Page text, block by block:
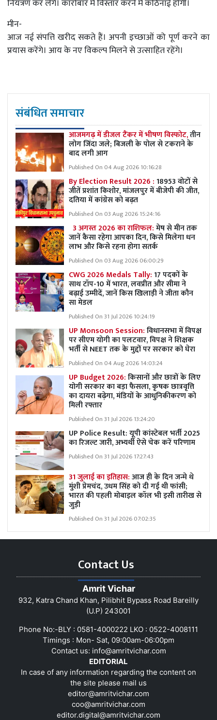
नियंत्रण कर लेंगे। कारोबार में विस्तार करने में कठिनाई होगी।
मीन-
आज नई संपत्ति खरीद सकते हैं। अपनी इच्छाओं को पूर्ण करने का
प्रयास करेंगे। आय के नए विकल्प मिलने से उत्साहित रहेंगे।
संबंधित समाचार
आजमगढ़ में डीजल टैंकर में भीषण विस्फोट,तीन
लोग जिंदा जले; बिजली के पोल से टकराने के
बाद लगी आग
Published On 04 Aug 2026 10:16:28
By Election Result 2026 :18953 वोटों से
जीतें प्रशांत किशोर, मांजलपुर में बीजेपी की जीत,
दतिया में कांग्रेस को बढ़त
Published On 03 Aug 2026 15:24:16
3 अगस्त 2026 का राशिफल:मेष से मीन तक
जानें कैसा रहेगा आपका दिन, किसे मिलेगा धन
लाभ और किसे रहना होगा सतर्क
Published On 03 Aug 2026 06:00:29
CWG 2026 Medals Tally:17 पदकों के
साथ टॉप-10 में भारत, लवप्रीत और सीमा ने
बढ़ाई उम्मीदें, जानें किस खिलाड़ी ने जीता कौन
सा मेडल
Published On 31 Jul 2026 10:24:19
UP Monsoon Session:विधानसभा में विपक्ष
पर सीएम योगी का पलटवार, विपक्ष ने शिक्षक
भर्ती से NEET तक के मुद्दों पर सरकार को घेरा
Published On 04 Aug 2026 14:03:24
UP Budget 2026:किसानों और छात्रों के लिए
योगी सरकार का बड़ा फैसला, कृषक छात्रवृत्ति
का दायरा बढ़ेगा, मंडियों के आधुनिकीकरण को
मिली रफ्तार
Published On 31 Jul 2026 13:24:20
UP Police Result: यूपी कांस्टेबल भर्ती 2025
का रिजल्ट जारी, अभ्यर्थी ऐसे चेक करें परिणाम
Published On 31 Jul 2026 17:27:43
31 जुलाई का इतिहास:आज ही के दिन जन्मे थे
मुंशी प्रेमचंद, उधम सिंह को दी गई थी फांसी;
भारत की पहली मोबाइल कॉल भी इसी तारीख से
जुड़ी
Published On 31 Jul 2026 07:02:35
Contact Us
Amrit Vichar
932, Katra Chand Khan, Pilibhit Bypass Road Bareilly
(U.P) 243001
Phone No:-BLY : 0581-4000222 LKO : 0522-4008111
Timings : Mon- Sat, 09:00am-06:00pm
Contact us: info@amritvichar.com
EDITORIAL
In case of any information regarding the content on
the site please mail us
editor@amritvichar.com
coo@amritvichar.com
editor.digital@amritvichar.com